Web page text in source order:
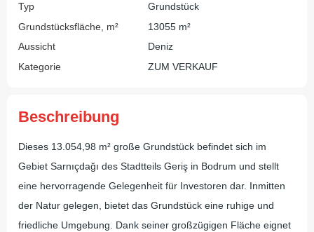
Typ
Grundstück
Grundstücksfläche, m²
13055 m²
Aussicht
Deniz
Kategorie
ZUM VERKAUF
Beschreibung
Dieses 13.054,98 m² große Grundstück befindet sich im
Gebiet Sarnıçdağı des Stadtteils Geriş in Bodrum und stellt
eine hervorragende Gelegenheit für Investoren dar. Inmitten
der Natur gelegen, bietet das Grundstück eine ruhige und
friedliche Umgebung. Dank seiner großzügigen Fläche eignet